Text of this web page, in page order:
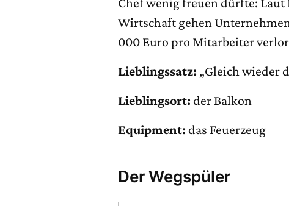
Wirtschaft gehen
000 Euro pro Mitarbeiter
Lieblingssatz: „Gleich wieder
Lieblingsort: der Balkon
Equipment: das Feuerzeug
Der Wegspüler